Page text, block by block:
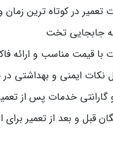
تعمیر در کوتاه ترین زمان
جابجایی تخت
با قیمت مناسب و ارائه
نکات ایمنی و بهداشتی
گارانتی خدمات پس از
قبل و بعد از تعمیر برای